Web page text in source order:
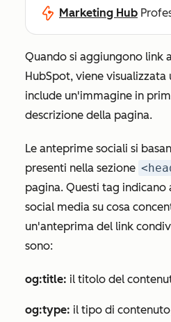
Marketing Hub
Quando si aggiungono link
HubSpot, viene
include un'immagine in
descrizione della pagina.
Le anteprime sociali si
presenti nella sezione
pagina. Questi tag
social media su cosa
un'anteprima del link
sono:
og:title: il titolo del
og:type: il tipo di